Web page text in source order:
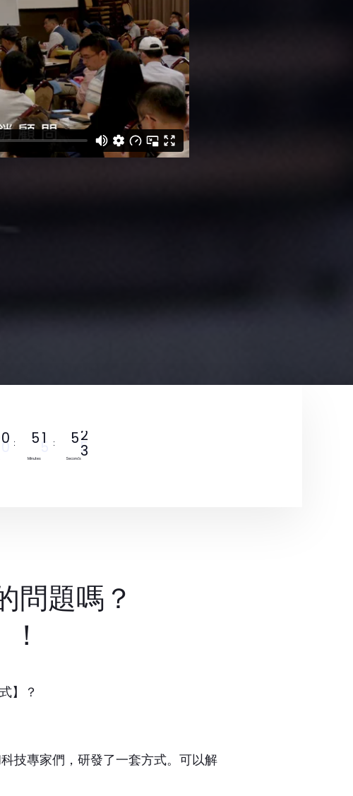
0 : 51
Minutes
: 51
Seconds
問題嗎？
】？
技專家們，研發了一套方式。可以解